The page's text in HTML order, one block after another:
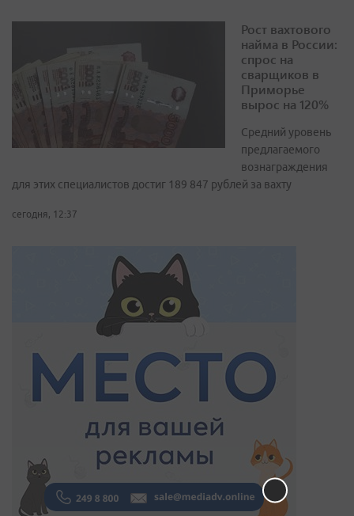
Рост вахтового
найма в России:
спрос на
сварщиков в
Приморье
вырос на 120%
Средний уровень
предлагаемого
вознаграждения
для этих специалистов достиг 189 847 рублей за вахту
сегодня, 12:37